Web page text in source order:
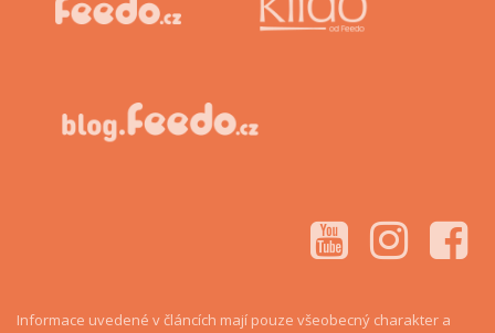
Informace uvedené v článcích mají pouze všeobecný charakter a